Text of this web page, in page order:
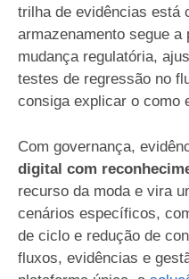
trilha de evidências está
armazenamento segue
mudança regulatória,
testes de regressão no
consiga explicar o como
Com governança,
digital com
recurso da moda e vira
cenários específicos,
de ciclo e redução de
fluxos, evidências e